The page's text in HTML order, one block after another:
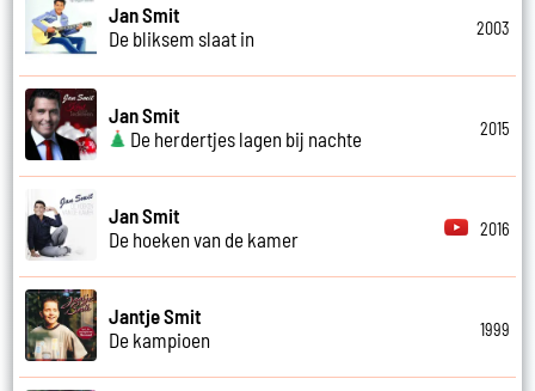
Jan Smit
De bliksem slaat in
2003
Jan Smit
De herdertjes lagen bij nachte
2015
Jan Smit
De hoeken van de kamer
2016
Jantje Smit
De kampioen
1999